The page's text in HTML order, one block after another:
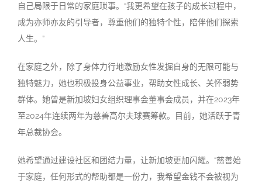
自己局限于日常的家庭琐事。 “我更希望在孩子的成长过程中，
成为亦师亦友的引导者，尊重他们的独特个性，陪伴他们探索
人生。 ”
在家庭之外，除了身体力行地激励女性发掘自身的无限可能与
独特魅力，她也积极投身公益事业，帮助女性成长、关怀弱势
群体。她曾是新加坡妇女组织理事会董事会成员，并在2023年
至2024年连续两年为慈善高尔夫球赛筹款。目前，她活跃于青
年总裁协会。
她希望通过建设社区和团结力量，让新加坡更加闪耀。 “慈善始
于家庭，任何形式的帮助都是一份力，我希望金钱不会被视为